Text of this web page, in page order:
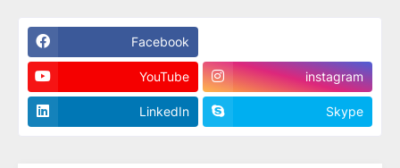
Facebook
YouTube instagram
LinkedIn Skype